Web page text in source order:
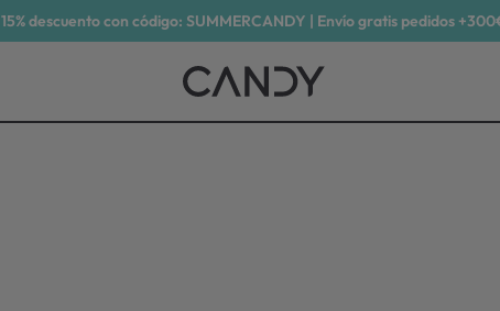
15% descuento con código: SUMMERCANDY | Envío gratis pedidos